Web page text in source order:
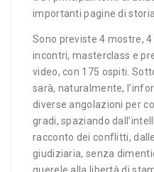
importanti pagine di storia.
Sono previste 4 mostre,
incontri, masterclass e
video, con 175 ospiti.
sarà, naturalmente,
diverse angolazioni per
gradi, spaziando
racconto dei conflitti,
giudiziaria, senza